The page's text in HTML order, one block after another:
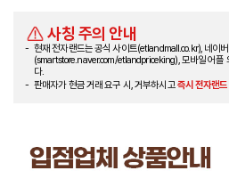
사칭 주의 안내
현재 전자랜드는 공식 사이트(etlandmall.co.kr), 네이
(smartstore.naver.com/etlandpriceking), 모바일 어플
다.
판매자가 현금 거래 요구 시, 거부하시고즉시 전자랜